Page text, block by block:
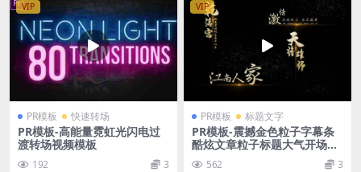
VIP
PR模板 快速转场
PR模板-高能量霓虹光闪电过
渡转场视频模板
192 3
VIP
PR模板 标题文字
PR模板-震撼金色粒子字幕条
酷炫文章粒子标题大气开场字
幕动画
562 3